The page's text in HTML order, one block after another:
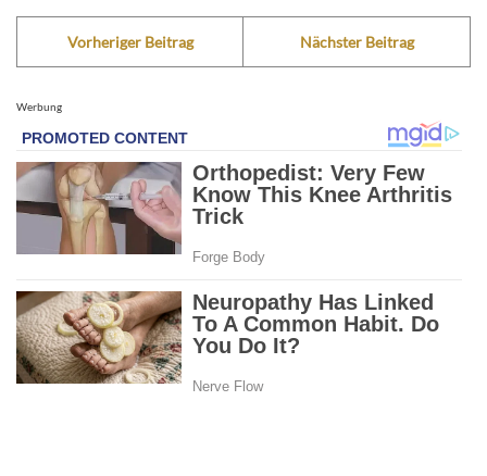
Vorheriger Beitrag Nächster Beitrag
Werbung